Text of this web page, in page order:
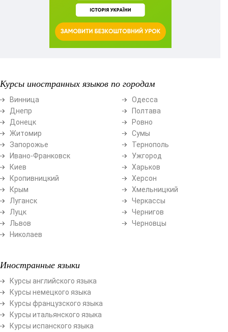
Курсы иностранных языков по городам
Винница
Днепр
Донецк
Житомир
Запорожье
Ивано-Франковск
Киев
Кропивницкий
Крым
Луганск
Луцк
Львов
Николаев
Одесса
Полтава
Ровно
Сумы
Тернополь
Ужгород
Харьков
Херсон
Хмельницкий
Черкассы
Чернигов
Черновцы
Иностранные языки
Курсы английского языка
Курсы немецкого языка
Курсы французского языка
Курсы итальянского языка
Курсы испанского языка